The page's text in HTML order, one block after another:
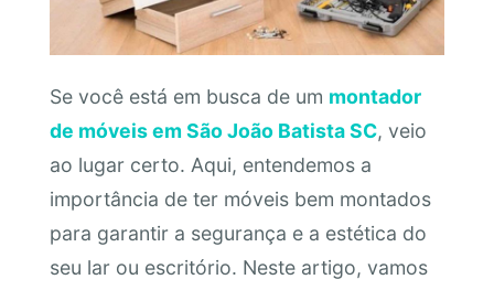
Se você está em busca de um montador
de móveis em São João Batista SC, veio
ao lugar certo. Aqui, entendemos a
importância de ter móveis bem montados
para garantir a segurança e a estética do
seu lar ou escritório. Neste artigo, vamos